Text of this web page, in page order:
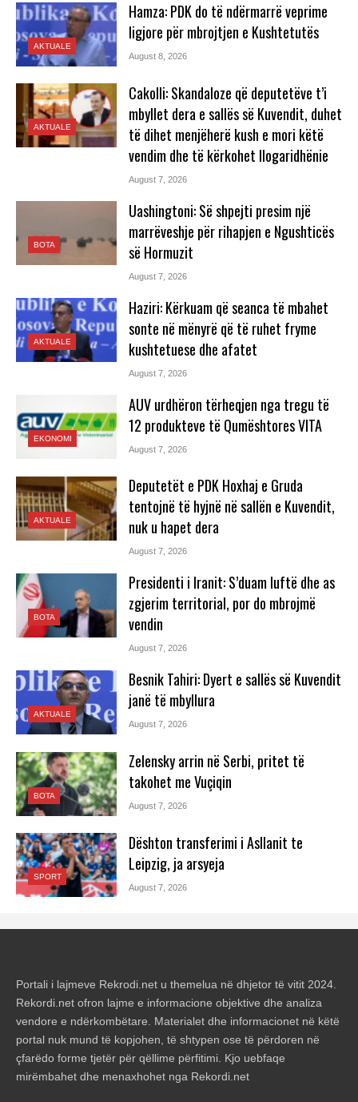
AKTUALE
Hamza: PDK do të ndërmarrë veprime
ligjore për mbrojtjen e Kushtetutës
August 8, 2026
AKTUALE
Cakolli: Skandaloze që deputetëve t’i
mbyllet dera e sallës së Kuvendit, duhet
të dihet menjëherë kush e mori këtë
vendim dhe të kërkohet llogaridhënie
August 7, 2026
BOTA
Uashingtoni: Së shpejti presim një
marrëveshje për rihapjen e Ngushticës
së Hormuzit
August 7, 2026
AKTUALE
Haziri: Kërkuam që seanca të mbahet
sonte në mënyrë që të ruhet fryme
kushtetuese dhe afatet
August 7, 2026
EKONOMI
AUV urdhëron tërheqjen nga tregu të
12 produkteve të Qumështores VITA
August 7, 2026
AKTUALE
Deputetët e PDK Hoxhaj e Gruda
tentojnë të hyjnë në sallën e Kuvendit,
nuk u hapet dera
August 7, 2026
BOTA
Presidenti i Iranit: S’duam luftë dhe as
zgjerim territorial, por do mbrojmë
vendin
August 7, 2026
AKTUALE
Besnik Tahiri: Dyert e sallës së Kuvendit
janë të mbyllura
August 7, 2026
BOTA
Zelensky arrin në Serbi, pritet të
takohet me Vuçiqin
August 7, 2026
SPORT
Dështon transferimi i Asllanit te
Leipzig, ja arsyeja
August 7, 2026
Portali i lajmeve Rekrodi.net u themelua në dhjetor të vitit 2024.
Rekordi.net ofron lajme e informacione objektive dhe analiza
vendore e ndërkombëtare. Materialet dhe informacionet në këtë
portal nuk mund të kopjohen, të shtypen ose të përdoren në
çfarëdo forme tjetër për qëllime përfitimi. Kjo uebfaqe
mirëmbahet dhe menaxhohet nga Rekordi.net